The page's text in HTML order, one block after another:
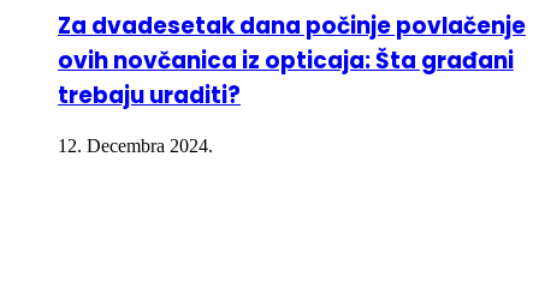
Za dvadesetak dana počinje povlačenje
ovih novčanica iz opticaja: Šta građani
trebaju uraditi?
12. Decembra 2024.